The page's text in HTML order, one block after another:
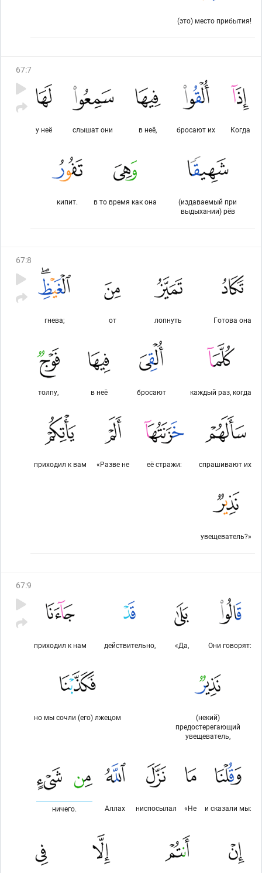
(это) место прибытия!
67:7
Когда
бросают их
в неё,
слышат они
у неё
(издаваемый при
выдыхании) рёв
в то время как она
кипит.
67:8
Готова она
лопнуть
от
гнева;
каждый раз, когда
бросают
в неё
толпу,
спрашивают их
её стражи:
«Разве не
приходил к вам
увещеватель?»
67:9
Они говорят:
«Да,
действительно,
приходил к нам
(некий)
предостерегающий
увещеватель,
но мы сочли (его) лжецом
и сказали мы:
«Не
ниспосылал
Аллах
ничего.